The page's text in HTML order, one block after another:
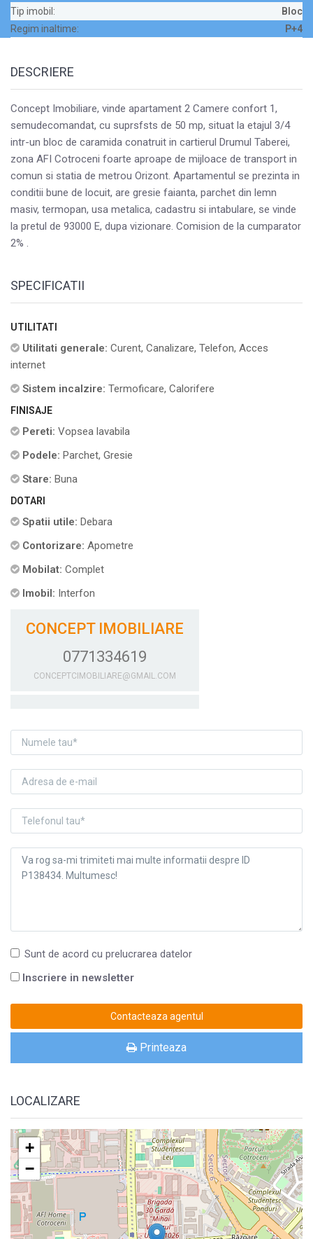
Tip imobil:
Bloc
Regim inaltime:
P+4
DESCRIERE
Concept Imobiliare, vinde apartament 2 Camere confort 1,
semudecomandat, cu suprsfsts de 50 mp, situat la etajul 3/4
intr-un bloc de caramida conatruit in cartierul Drumul Taberei,
zona AFI Cotroceni foarte aproape de mijloace de transport in
comun si statia de metrou Orizont. Apartamentul se prezinta in
conditii bune de locuit, are gresie faianta, parchet din lemn
masiv, termopan, usa metalica, cadastru si intabulare, se vinde
la pretul de 93000 E, dupa vizionare. Comision de la cumparator
2% .
SPECIFICATII
UTILITATI
Utilitati generale: Curent, Canalizare, Telefon, Acces
internet
Sistem incalzire: Termoficare, Calorifere
FINISAJE
Pereti: Vopsea lavabila
Podele: Parchet, Gresie
Stare: Buna
DOTARI
Spatii utile: Debara
Contorizare: Apometre
Mobilat: Complet
Imobil: Interfon
CONCEPT IMOBILIARE
0771334619
CONCEPTCIMOBILIARE@GMAIL.COM
Sunt de acord cu prelucrarea datelor
Inscriere in newsletter
Printeaza
LOCALIZARE
+
−